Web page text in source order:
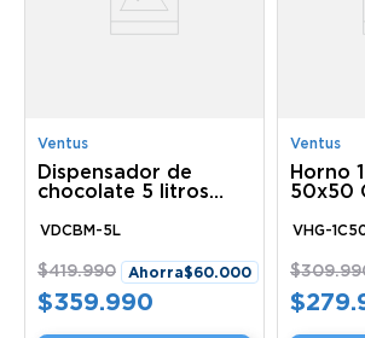
Ventus
Dispensador de
chocolate 5 litros
5L Ventus
VDCBM-5L
$419.990 Ahorra$60.000
$359.990
Ventus
Horno
50x50
Ventus
VHG-
$309.
$279.